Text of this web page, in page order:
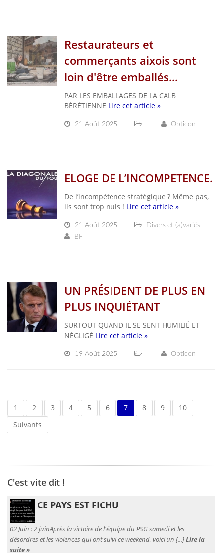
Restaurateurs et
commerçants aixois sont
loin d'être emballés...
PAR LES EMBALLAGES DE LA CALB
BÉRÉTIENNE Lire cet article »
21 Août 2025 Opticon
ELOGE DE L’INCOMPETENCE.
De l’incompétence stratégique ? Même pas,
ils sont trop nuls ! Lire cet article »
21 Août 2025
Divers et (a)variés
BF
UN PRÉSIDENT DE PLUS EN
PLUS INQUIÉTANT
SURTOUT QUAND IL SE SENT HUMILIÉ ET
NÉGLIGÉ Lire cet article »
19 Août 2025 Opticon
1 2 3 4 5 6 7 8 9
10
Suivants
C'est vite dit !
CE PAYS EST FICHU
02 Juin :2 juinAprès la victoire de l'équipe du PSG samedi et les
désordres et les violences qui ont suivi ce weekend, voici un [...]Lire la
suite »